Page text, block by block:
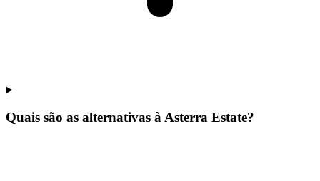
Quais são as alternativas à Asterra Estate?